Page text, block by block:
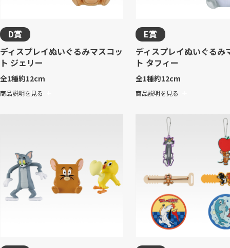
D賞
ディスプレイぬいぐるみマスコッ
ト ジェリー
全1種約12cm
商品説明を見る
E賞
ディスプレイぬいぐるみ
ト タフィー
全1種約12cm
商品説明を見る